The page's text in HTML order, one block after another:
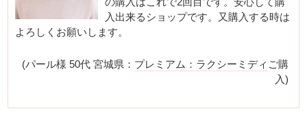
入出来るショップです。又購入する時は
よろしくお願いします。
(パール様 50代 宮城県： プレミアム：ラクシーミディ ご購
入)